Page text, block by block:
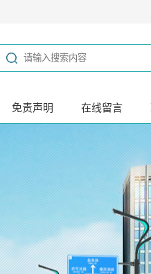
免责声明 在线留言